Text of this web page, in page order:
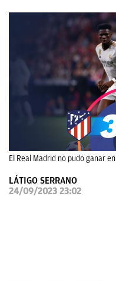
PAPARAZZI
OKDIARIO
El Real Madrid no pudo ganar
LÁTIGO SERRANO
24/09/2023 23:02